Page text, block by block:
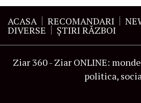
ACASA RECOMANDARI
DIVERSE ŞTIRI RĂZBOI
Ziar 360 - Ziar ONLINE:
politica,